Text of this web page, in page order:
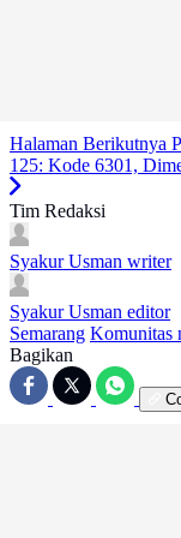
Halaman Berikutnya
125: Kode 6301,
Tim Redaksi
Syakur Usman writer
Syakur Usman editor
Semarang Komunitas
Bagikan